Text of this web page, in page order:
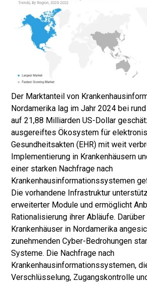
Der Marktanteil von
Nordamerika lag im Jahr 2024 bei
auf 21,88 Milliarden US-Dollar
ausgereiftes Ökosystem für
Gesundheitsakten (EHR) mit weit
Implementierung in Krankenhäusern
einer starken Nachfrage nach
Krankenhausinformationssystemen
Die vorhandene Infrastruktur
erweiterter Module und ermöglicht
Rationalisierung ihrer Abläufe.
Krankenhäuser in Nordamerika
zunehmenden Cyber-Bedrohungen
Systeme. Die Nachfrage nach
Krankenhausinformationssystemen,
Verschlüsselung, Zugangskontrolle